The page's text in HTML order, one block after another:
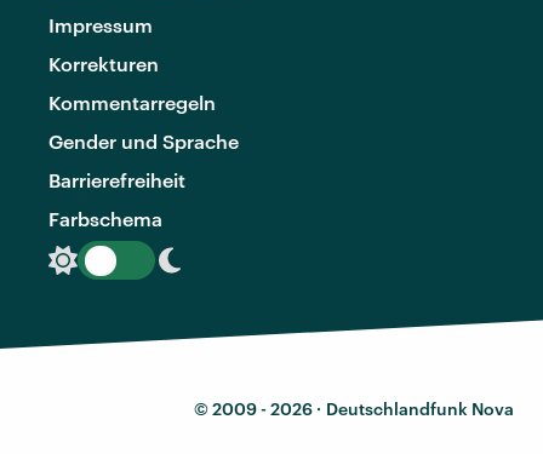
Impressum
Korrekturen
Kommentarregeln
Gender und Sprache
Barrierefreiheit
Farbschema
© 2009 - 2026 · Deutschlandfunk Nova